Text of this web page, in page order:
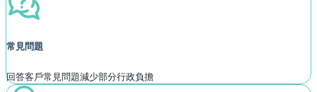
常見問題
回答客戶常見問題減少部分行政負擔